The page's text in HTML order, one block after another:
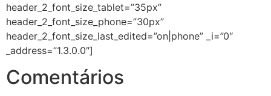
header_2_font_size_tablet=”35px”
header_2_font_size_phone=”30px”
header_2_font_size_last_edited=”on|phone” _i=”0″
_address=”1.3.0.0″]
Comentários